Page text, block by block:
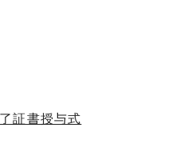
証書授与式